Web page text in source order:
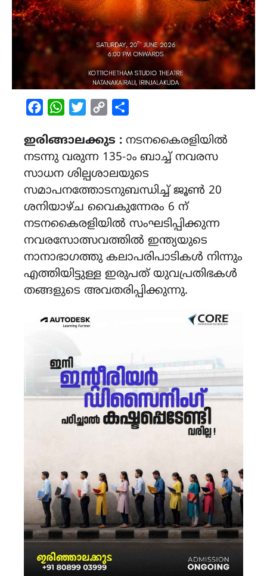
FacebookWhatsAppTwitterCopy
ഇരിങ്ങാലക്കുട : നടനകൈരളിയിൽ
നടന്നു വരുന്ന 135-ാം ബാച്ച് നവരസ
സാധന ശില്പശാലയുടെ
സമാപനത്തോടനുബന്ധിച്ച് ജൂൺ 20
ശനിയാഴ്ച വൈകുന്നേരം 6 ന്
നടനകൈരളിയിൽ സംഘടിപ്പിക്കുന്ന
നവരസോത്സവത്തിൽ ഇന്ത്യയുടെ
നാനാഭാഗത്തു കലാപരിപാടികൾ നിന്നും
എത്തിയിട്ടുള്ള ഇരുപത് യുവപ്രതിഭകൾ
തങ്ങളുടെ അവതരിപ്പിക്കുന്നു.